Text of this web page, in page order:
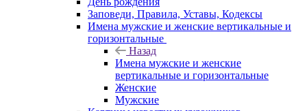
Заповеди, Правила, Уставы, Кодексы
Имена мужские и женские вертикальные и
горизонтальные
Назад
Имена мужские и женские
вертикальные и горизонтальные
Женские
Мужские